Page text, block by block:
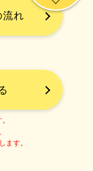
流れ
ます。